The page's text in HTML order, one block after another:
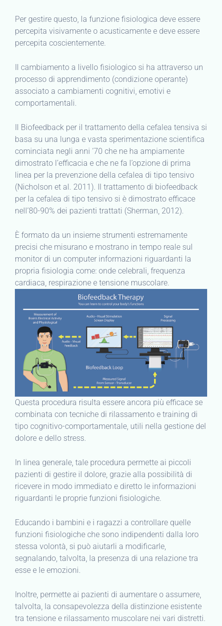
Per gestire questo, la funzione fisiologica deve essere
percepita visivamente o acusticamente e deve essere
percepita coscientemente.
Il cambiamento a livello fisiologico si ha attraverso un
processo di apprendimento (condizione operante)
associato a cambiamenti cognitivi, emotivi e
comportamentali.
Il Biofeedback per il trattamento della cefalea tensiva si
basa su una lunga e vasta sperimentazione scientifica
cominciata negli anni ’70 che ne ha ampiamente
dimostrato l’efficacia e che ne fa l’opzione di prima
linea per la prevenzione della cefalea di tipo tensivo
(Nicholson et al. 2011). Il trattamento di biofeedback
per la cefalea di tipo tensivo si è dimostrato efficace
nell’80-90% dei pazienti trattati (Sherman, 2012).
È formato da un insieme strumenti estremamente
precisi che misurano e mostrano in tempo reale sul
monitor di un computer informazioni riguardanti la
propria fisiologia come: onde celebrali, frequenza
cardiaca, respirazione e tensione muscolare.
Questa procedura risulta essere ancora più efficace se
combinata con tecniche di rilassamento e training di
tipo cognitivo-comportamentale, utili nella gestione del
dolore e dello stress.
In linea generale, tale procedura permette ai piccoli
pazienti di gestire il dolore, grazie alla possibilità di
ricevere in modo immediato e diretto le informazioni
riguardanti le proprie funzioni fisiologiche.
Educando i bambini e i ragazzi a controllare quelle
funzioni fisiologiche che sono indipendenti dalla loro
stessa volontà, si può aiutarli a modificarle,
segnalando, talvolta, la presenza di una relazione tra
esse e le emozioni.
Inoltre, permette ai pazienti di aumentare o assumere,
talvolta, la consapevolezza della distinzione esistente
tra tensione e rilassamento muscolare nei vari distretti.